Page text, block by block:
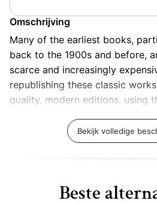
Omschrijving
Many of the earliest books,
back to the 1900s and before,
scarce and increasingly
republishing these classic
quality, modern editions, using
Bekijk volledige
Beste